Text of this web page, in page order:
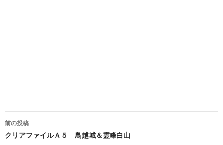
投
稿
前の投稿
クリアファイルＡ５ 鳥越城＆霊峰白山